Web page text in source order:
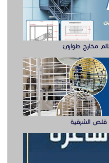
مخارج طوارئ
قلص الشرقية